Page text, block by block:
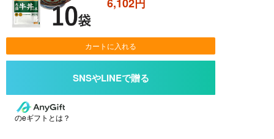
カートに入れる
のeギフトとは？